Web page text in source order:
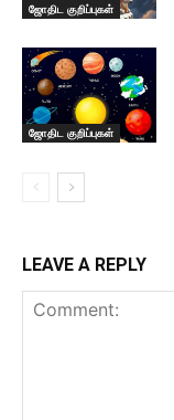
ஜோதிட குறிப்புகள்
ஜோதிட குறிப்புகள்
LEAVE A REPLY